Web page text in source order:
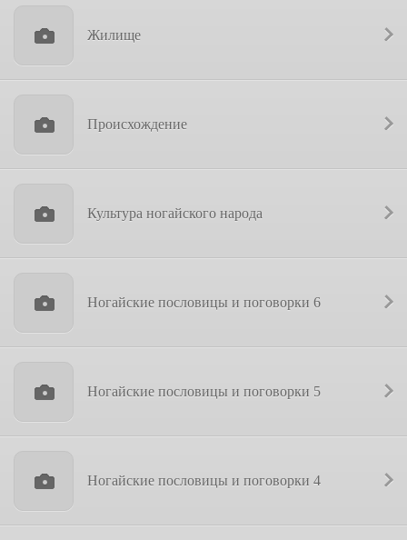
Жилище
Происхождение
Культура ногайского народа
Ногайские пословицы и поговорки 6
Ногайские пословицы и поговорки 5
Ногайские пословицы и поговорки 4